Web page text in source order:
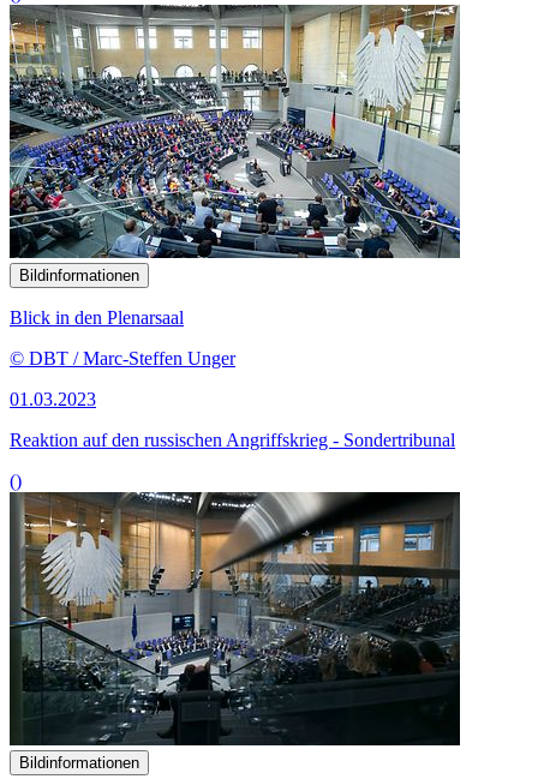
Bildinformationen
Blick in den Plenarsaal
© DBT / Marc-Steffen Unger
01.03.2023
Reaktion auf den russischen Angriffskrieg - Sondertribunal
()
Bildinformationen